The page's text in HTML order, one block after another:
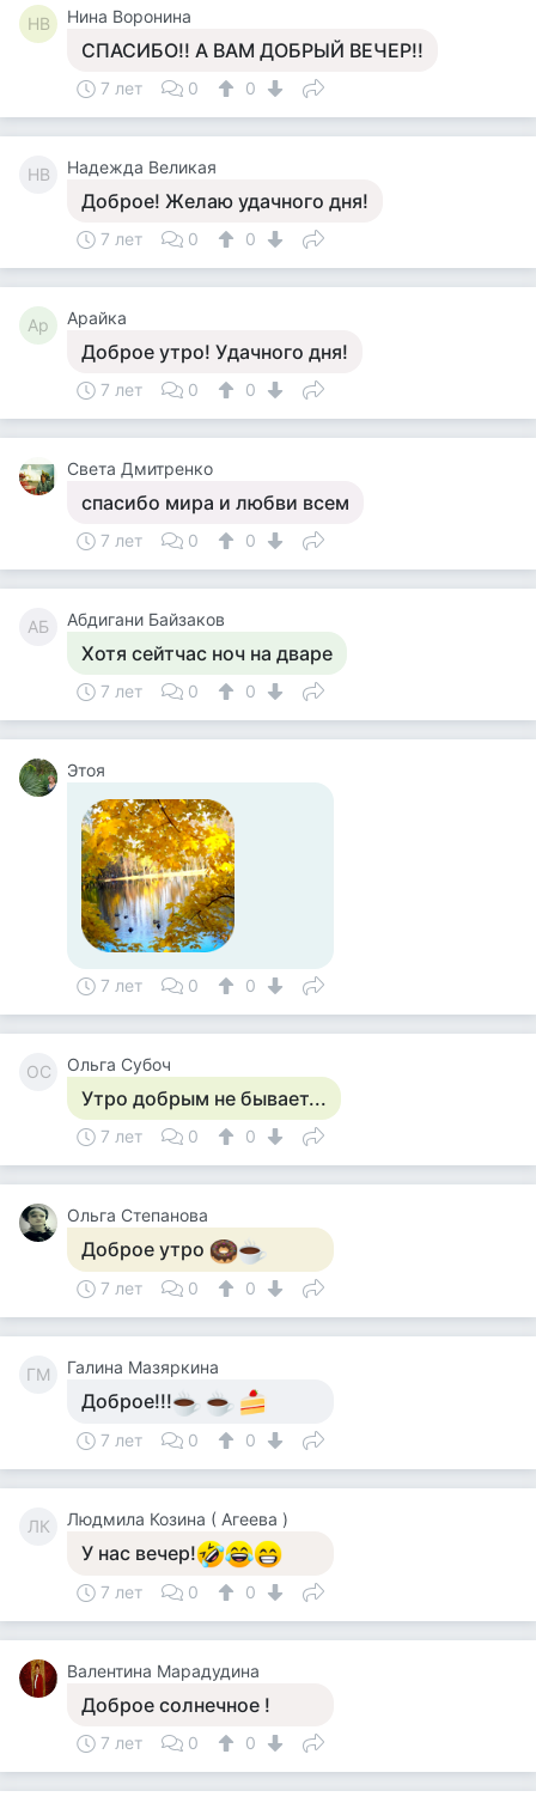
НВ Нина Воронина
СПАСИБО!! А ВАМ ДОБРЫЙ ВЕЧЕР!!
7 лет 0 0
НВ Надежда Великая
Доброе! Желаю удачного дня!
7 лет 0 0
Ар Арайка
Доброе утро! Удачного дня!
7 лет 0 0
Света Дмитренко
спасибо мира и любви всем
7 лет 0 0
АБ Абдигани Байзаков
Хотя сейтчас ноч на дваре
7 лет 0 0
Этоя
7 лет 0 0
ОС Ольга Субоч
Утро добрым не бывает...
7 лет 0 0
Ольга Степанова
Доброе утро
7 лет 0 0
ГМ Галина Мазяркина
Доброе!!!
7 лет 0 0
ЛК Людмила Козина ( Агеева )
У нас вечер!
7 лет 0 0
Валентина Марадудина
Доброе солнечное !
7 лет 0 0